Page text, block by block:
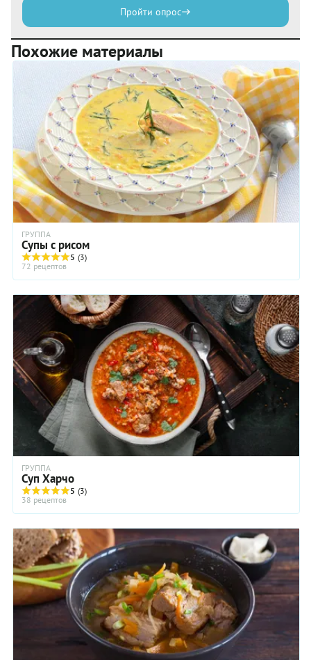
Пройти опрос
Похожие материалы
ГРУППА
Супы с рисом
5 (3)
72 рецептов
ГРУППА
Суп Харчо
5 (3)
38 рецептов